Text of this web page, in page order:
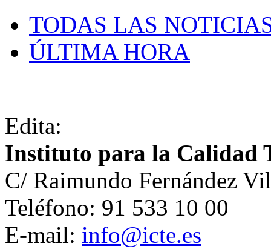
TODAS LAS
ÚLTIMA HORA
Edita:
Instituto para la Calidad
C/ Raimundo Fernández
Teléfono: 91 533 10 00
E-mail: info@icte.es